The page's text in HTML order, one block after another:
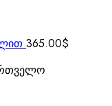
365.00$